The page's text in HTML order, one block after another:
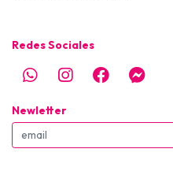
Redes Sociales
Newletter